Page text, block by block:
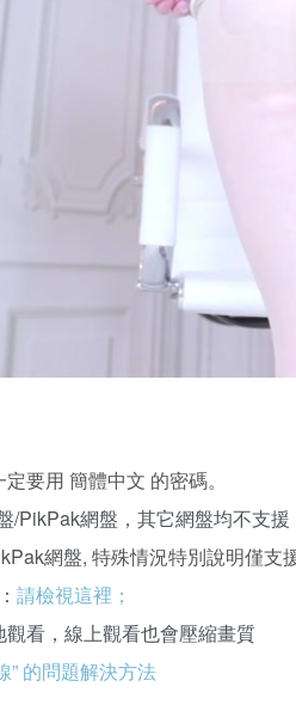
要用 簡體中文 的密碼。
/PikPak網盤，其它網盤均不支援
網盤, 特殊情況特別說明僅支
請檢視這裡；
看，線上觀看也會壓縮畫質
” 的問題解決方法